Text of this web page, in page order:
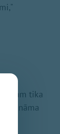
tika
zināma